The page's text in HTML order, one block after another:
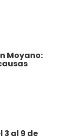
Moyano:
3 al 9 de